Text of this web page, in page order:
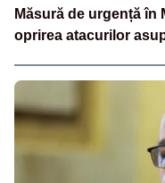
Măsură de urgență în
oprirea atacurilor